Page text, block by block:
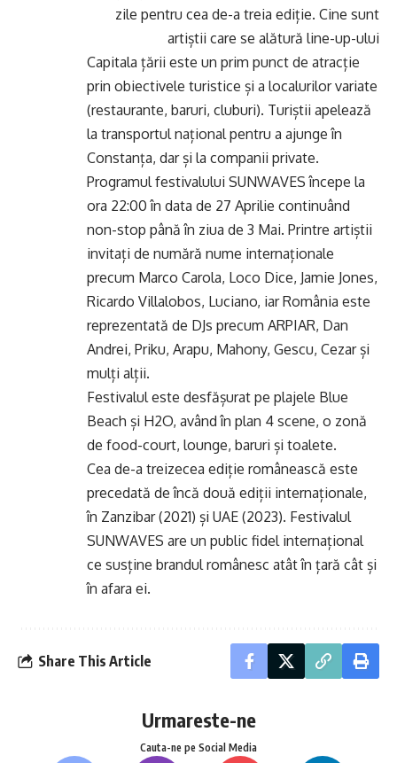
zile pentru cea de-a treia ediție. Cine sunt
artiștii care se alătură line-up-ului
Capitala țării este un prim punct de atracție
prin obiectivele turistice și a localurilor variate
(restaurante, baruri, cluburi). Turiștii apelează
la transportul național pentru a ajunge în
Constanța, dar și la companii private.
Programul festivalului SUNWAVES începe la
ora 22:00 în data de 27 Aprilie continuând
non-stop până în ziua de 3 Mai. Printre artiștii
invitați de numără nume internaționale
precum Marco Carola, Loco Dice, Jamie Jones,
Ricardo Villalobos, Luciano, iar România este
reprezentată de DJs precum ARPIAR, Dan
Andrei, Priku, Arapu, Mahony, Gescu, Cezar și
mulți alții.
Festivalul este desfășurat pe plajele Blue
Beach și H2O, având în plan 4 scene, o zonă
de food-court, lounge, baruri și toalete.
Cea de-a treizecea ediție românească este
precedată de încă două ediții internaționale,
în Zanzibar (2021) și UAE (2023). Festivalul
SUNWAVES are un public fidel internațional
ce susține brandul românesc atât în țară cât și
în afara ei.
Share This Article
Urmareste-ne
Cauta-ne pe Social Media